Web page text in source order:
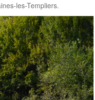
les-Templiers.